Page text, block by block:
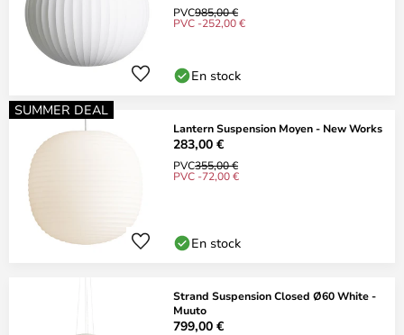
PVC985,00 €
PVC -252,00 €
En stock
SUMMER DEAL
Lantern Suspension Moyen - New Works
283,00 €
PVC355,00 €
PVC -72,00 €
En stock
Strand Suspension Closed Ø60 White -
Muuto
799,00 €